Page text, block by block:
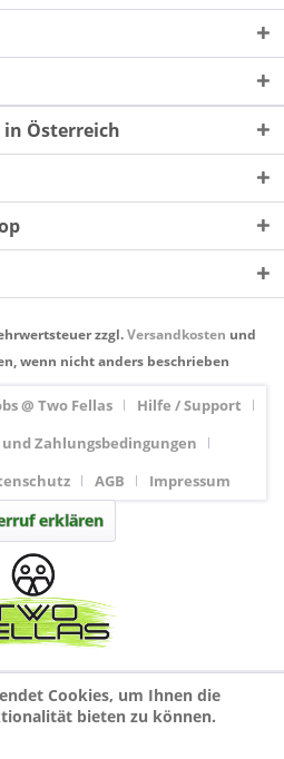
Österreich
zzgl.Versandkosten und
wenn nicht anders beschrieben
@ Two Fellas
Hilfe / Support
und Zahlungsbedingungen
AGB Impressum
erklären
Cookies, um Ihnen die
bieten zu können.